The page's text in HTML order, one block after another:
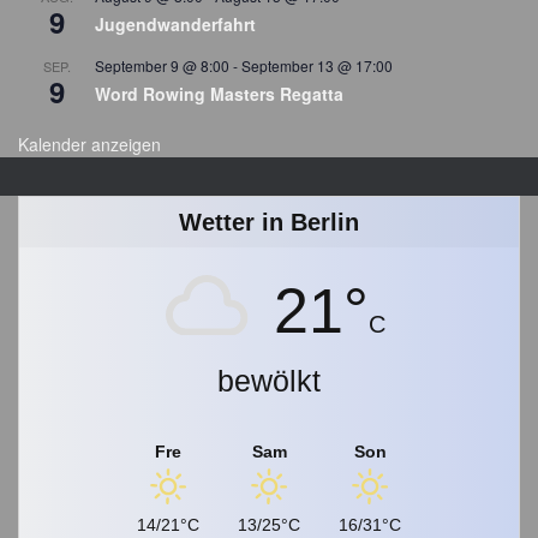
h
9 Jugendwanderfahrt
SEP.
9
September 9 @ 8:00 -September 13 @ 17:00
Word Rowing Masters Regatta
Kalender anzeigen
Wetter in Berlin
21°C
bewölkt
Fre
14/21°C
Sam
13/25°C
Son
16/31°C